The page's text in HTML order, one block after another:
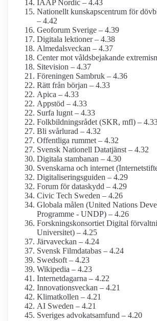
IAAP Nordic – 4.43
Nationellt kunskapsc­entrum för
– 4.42
Geoforum Sverige – 4.39
Digitala lektioner – 4.38
Almedalsveckan – 4.37
Center mot våldsbejakande
Sitevision – 4.37
Föreningen Sambruk – 4.36
Rätt från början – 4.33
Apica – 4.33
Appstöd – 4.33
Surfa lugnt – 4.33
Folkbildnings­rådet (SKR, mfl) –
Bli svårlurad – 4.32
Offentliga rummet – 4.32
Svensk Nationell Datatjänst – 4.32
Digitala stambanan – 4.30
Svenskarna och internet
Digitaliseringsguiden – 4.29
Forum för dataskydd – 4.29
Civic Tech Sweden – 4.26
Globala målen (United Nations
Programme - UNDP) – 4.26
Forsknings­konsortiet Digital
Universitet) – 4.25
Järvaveckan – 4.24
Svensk Film­databas – 4.24
Swedsoft – 4.23
Wikipedia – 4.23
Internetdagarna – 4.22
Innovationsveckan – 4.21
Klimatkollen – 4.21
AI Sweden – 4.21
Sveriges advokat­samfund – 4.20